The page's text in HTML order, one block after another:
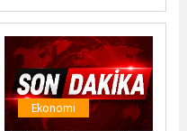
asker harçlığı ve asker...
Ekonomi